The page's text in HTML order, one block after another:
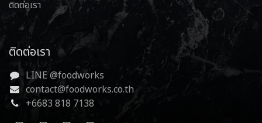
ติดต่อเรา
ติดต่อเรา
LINE @foodworks
contact@foodworks.co.th
+6683 818 7138